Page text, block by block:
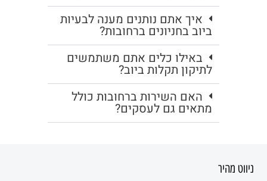
איך אתם נותנים מענה לבעיות
ביוב בחניונים ברחובות?
באילו כלים אתם משתמשים
לתיקון תקלות ביוב?
האם השירות ברחובות כולל
מתאים גם לעסקים?
ניווט מהיר